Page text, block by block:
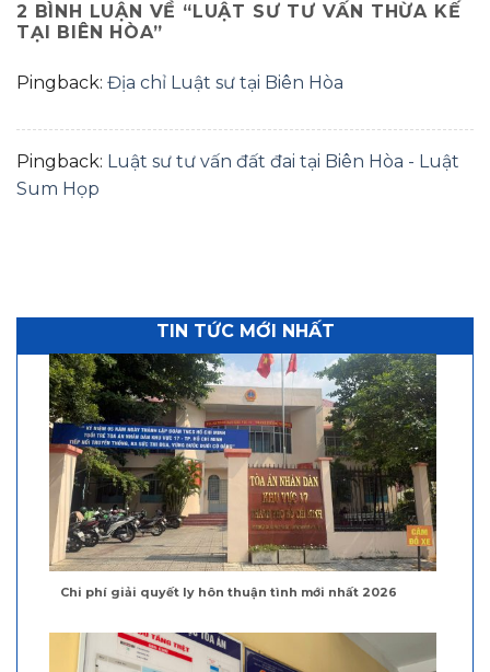
2 BÌNH LUẬN VỀ “ LUẬT SƯ TƯ VẤN THỪA KẾ
TẠI BIÊN HÒA”
Pingback: Địa chỉ Luật sư tại Biên Hòa
Pingback: Luật sư tư vấn đất đai tại Biên Hòa - Luật
Sum Họp
TIN TỨC MỚI NHẤT
Chi phí giải quyết ly hôn thuận tình mới nhất 2026